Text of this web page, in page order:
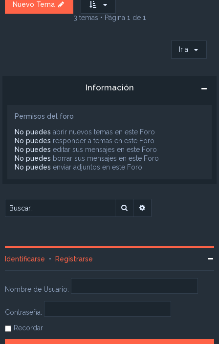
Nuevo Tema
3 temas • Página 1 de 1
Ir a
Información
Permisos del foro
No puedes abrir nuevos temas en este Foro
No puedes responder a temas en este Foro
No puedes editar sus mensajes en este Foro
No puedes borrar sus mensajes en este Foro
No puedes enviar adjuntos en este Foro
Buscar
Identificarse • Registrarse
Nombre de Usuario:
Contraseña:
Recordar